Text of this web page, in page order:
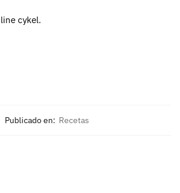
cykel.
Publicado en: Recetas